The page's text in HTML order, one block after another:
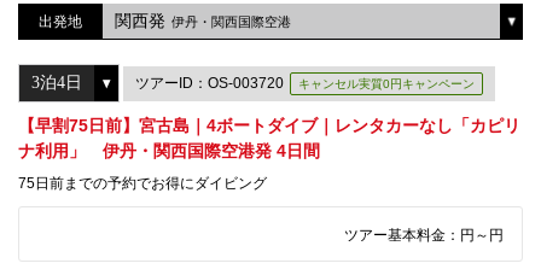
出発地 関西発 伊丹・関西国際空港
ツアーID：OS-003720 キャンセル実質0円キャンペーン
【早割75日前】宮古島｜4ボートダイブ｜レンタカーなし「カピリ
ナ利用」 伊丹・関西国際空港発 4日間
75日前までの予約でお得にダイビング
ツアー基本料金： 円～ 円